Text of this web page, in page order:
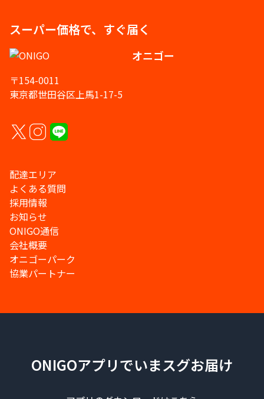
スーパー価格で、すぐ届く
オニゴー
〒154-0011
東京都世田谷区上馬1-17-5
配達エリア
よくある質問
採用情報
お知らせ
ONIGO通信
会社概要
オニゴーパーク
協業パートナー
ONIGOアプリでいまスグお届け